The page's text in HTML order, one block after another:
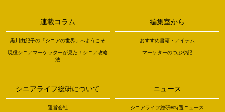
連載コラム
黒川由紀子の「シニアの世界」へようこそ
現役シニアマーケッターが見た！シニア攻略
法
編集室から
おすすめ書籍・アイテム
マーケターのつぶや記
シニアライフ総研について
運営会社
ニュース
シニアライフ総研®特選ニュース